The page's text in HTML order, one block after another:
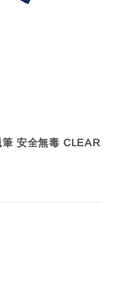
安全無毒 CLEAR